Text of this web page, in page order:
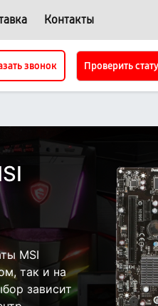
Контакты
звонок Проверить
MSI
так и на
зависит